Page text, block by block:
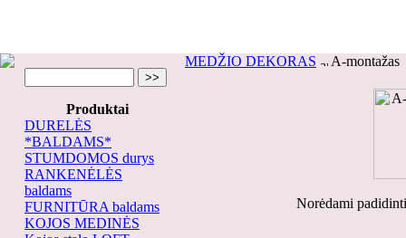
Produktai
DURELĖS
*BALDAMS*
STUMDOMOS durys
RANKENĖLĖS
baldams
FURNITŪRA baldams
KOJOS MEDINĖS
MEDŽIO DEKORAS A-montažas
Norėdami